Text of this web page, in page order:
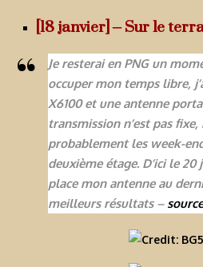
[18 janvier] – Sur le
Je resterai en PNG un
occuper mon temps libre,
X6100 et une antenne
transmission n’est pas fixe,
probablement les week-
deuxième étage. D’ici le
place mon antenne au
meilleurs résultats – source